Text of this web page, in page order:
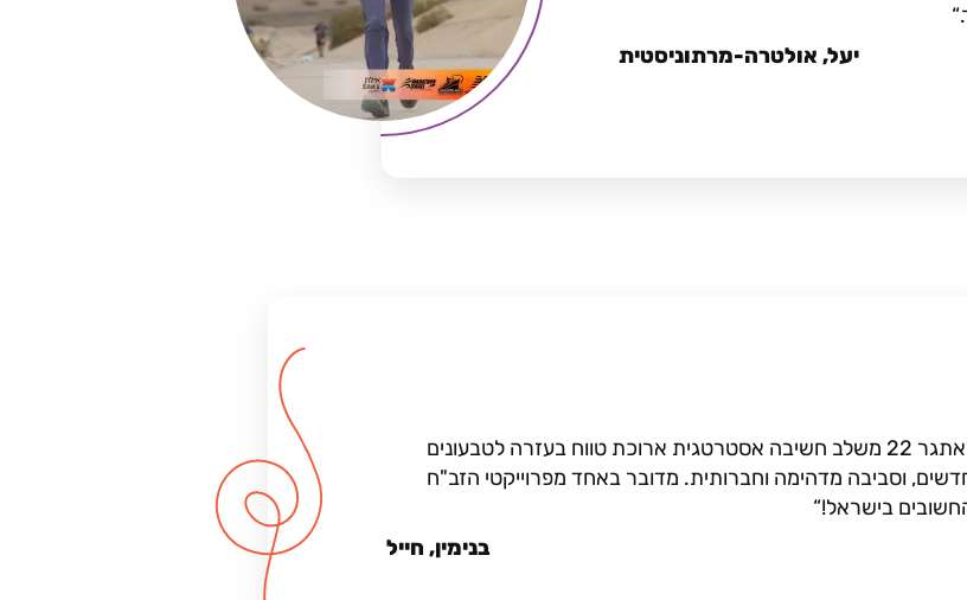
יעל, אולטרה-מרתוניסטית
אתגר 22 משלב חשיבה אסטרטגית ארוכת טווח בעזרה לטבעונים
וסביבה מדהימה וחברותית. מדובר באחד מפרוייקטי הזב"ח
בישראל!
בנימין, חייל